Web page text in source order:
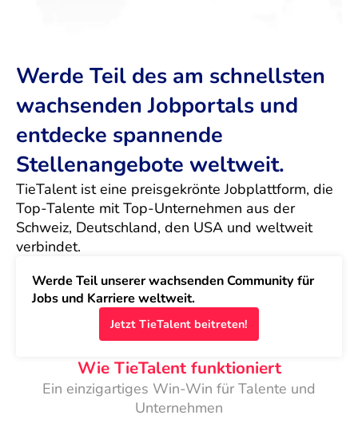
Werde Teil des am schnellsten
wachsenden Jobportals und
entdecke spannende
Stellenangebote weltweit.
TieTalent ist eine preisgekrönte Jobplattform, die
Top-Talente mit Top-Unternehmen aus der
Schweiz, Deutschland, den USA und weltweit
verbindet.
Werde Teil unserer wachsenden Community für
Jobs und Karriere weltweit.
Jetzt TieTalent beitreten!
Wie TieTalent funktioniert
Ein einzigartiges Win-Win für Talente und
Unternehmen